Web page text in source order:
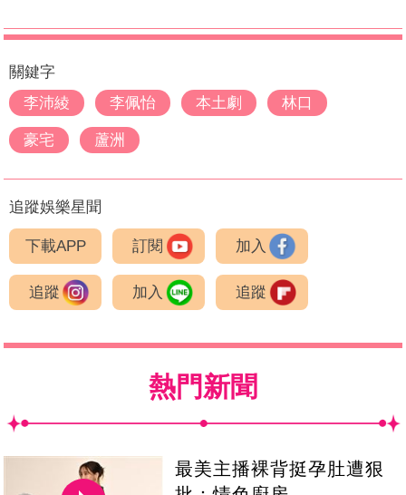
關鍵字
李沛綾
李佩怡 本土劇 林口
豪宅 蘆洲
追蹤娛樂星聞
下載APP 訂閱 加入
追蹤 加入 追蹤
熱門新聞
最美主播裸背挺孕肚遭狠